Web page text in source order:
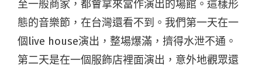
至一般商家，都會拿來當作演出的場館。這樣形
態的音樂節，在台灣還看不到。我們第一天在一
個live house演出，整場爆滿，擠得水泄不通。
第二天是在一個服飾店裡面演出，意外地觀眾還